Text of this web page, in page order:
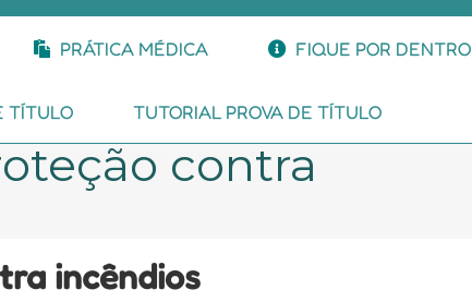
PRÁTICA MÉDICA FIQUE POR DENTRO
TÍTULO TUTORIAL PROVA DE TÍTULO
contra
incêndios